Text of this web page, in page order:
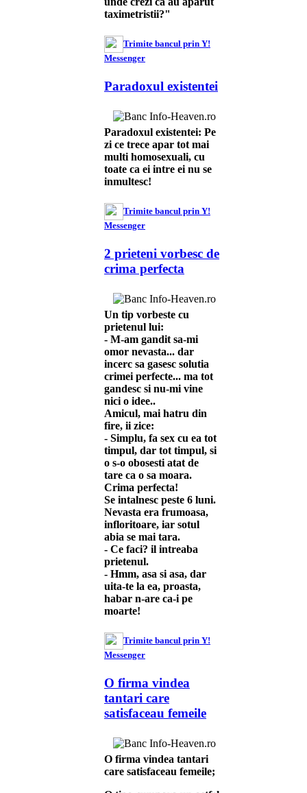
taximetristii?"
Trimite bancul prin Y!
Messenger
Paradoxul existentei
Paradoxul existentei: Pe
zi ce trece apar tot mai
multi homosexuali, cu
toate ca ei intre ei nu se
inmultesc!
Trimite bancul prin Y!
Messenger
2 prieteni vorbesc de
crima perfecta
Un tip vorbeste cu
prietenul lui:
- M-am gandit sa-mi
omor nevasta... dar
incerc sa gasesc solutia
crimei perfecte... ma tot
gandesc si nu-mi vine
nici o idee..
Amicul, mai hatru din
fire, ii zice:
- Simplu, fa sex cu ea tot
timpul, dar tot timpul, si
o s-o obosesti atat de
tare ca o sa moara.
Crima perfecta!
Se intalnesc peste 6 luni.
Nevasta era frumoasa,
infloritoare, iar sotul
abia se mai tara.
- Ce faci? il intreaba
prietenul.
- Hmm, asa si asa, dar
uita-te la ea, proasta,
habar n-are ca-i pe
moarte!
Trimite bancul prin Y!
Messenger
O firma vindea
tantari care
satisfaceau femeile
O firma vindea tantari
care satisfaceau femeile;